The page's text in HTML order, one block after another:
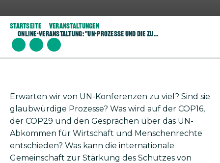
Startseite
Veranstaltungen
Online-Veranstaltung: "UN-Prozesse und Die Zu...
Erwarten wir von UN-Konferenzen zu viel? Sind sie
glaubwürdige Prozesse? Was wird auf der COP16,
der COP29 und den Gesprächen über das UN-
Abkommen für Wirtschaft und Menschenrechte
entschieden? Was kann die internationale
Gemeinschaft zur Stärkung des Schutzes von